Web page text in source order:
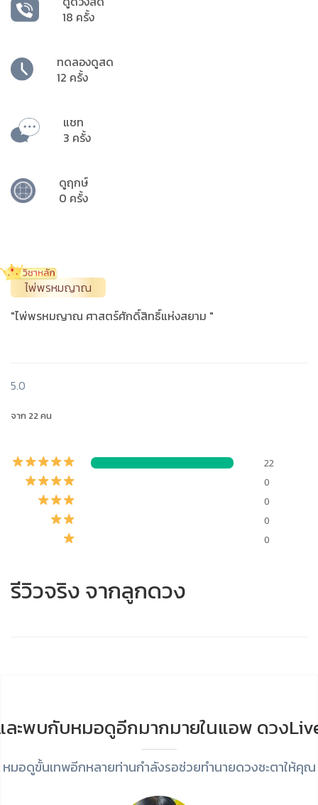
18 ครั้ง
ทดลองดูสด
12 ครั้ง
แชท
3 ครั้ง
ดูฤกษ์
0 ครั้ง
ไพ่พรหมญาณ
"ไพ่พรหมญาณ ศาสตร์ศักดิ์สิทธิ์แห่งสยาม "
5.0
จาก 22 คน
22
0
0
0
0
รีวิวจริง จากลูกดวง
ละพบกับหมอดูอีกมากมายในแอพ ดวง
หมอดูขั้นเทพอีกหลายท่านกำลังรอช่วยทำนายดวงชะตาให้คุณ